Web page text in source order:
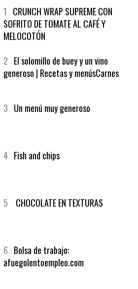
1CRUNCH WRAP SUPREME CON
SOFRITO DE TOMATE AL CAFÉ Y
MELOCOTÓN
2El solomillo de buey y un vino
6Bolsa de trabajo: